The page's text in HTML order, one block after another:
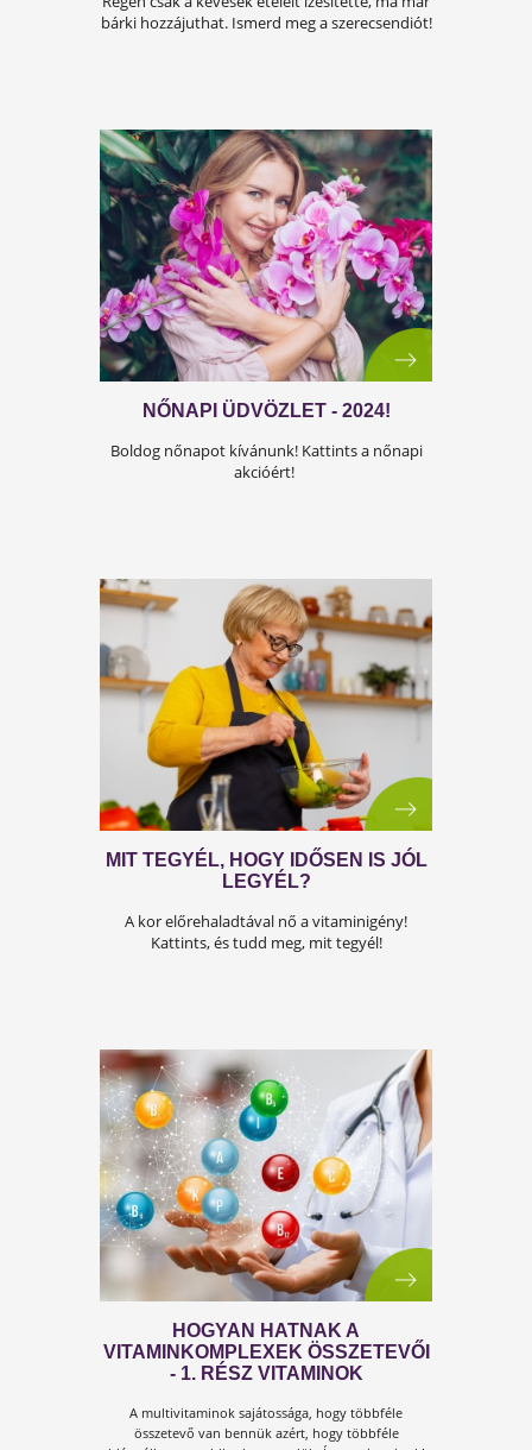
Sokakat aggasztanak az időskori
problémák. Itt van, mit tehetsz ellene!
MIÉRT ÉLETBEVÁGÓAK A
VITAMINOK?
Szükséges-e a napi vitaminpótlás? Tudd meg,
mit mond a tudomány?
TUDOMÁNYOS SÉF, MIT AJÁNL?
Kattints, hogy megtudd, mit derítettünk ki!